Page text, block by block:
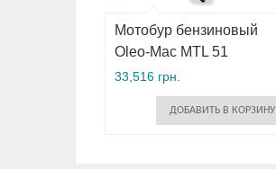
Мотобур бензиновый
Oleo-Mac MTL 51
33,516 грн.
ДОБАВИТЬ В КОРЗИНУ